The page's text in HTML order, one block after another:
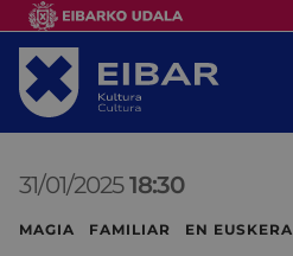
31/01/2025 18:30
MAGIA FAMILIAR EN EUSKERA